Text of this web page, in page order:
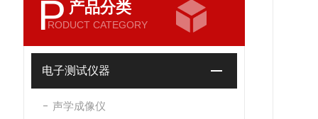
P 产品分类
RODUCT CATEGORY
电子测试仪器
声学成像仪